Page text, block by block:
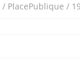
/ PlacePublique /